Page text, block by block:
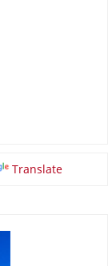
Translate